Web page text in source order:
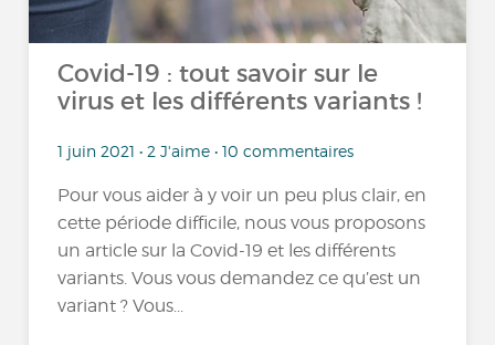
Covid-19 : tout savoir sur le
virus et les différents variants !
1 juin 2021 • 2 J'aime • 10 commentaires
Pour vous aider à y voir un peu plus clair, en
cette période difficile, nous vous proposons
un article sur la Covid-19 et les différents
variants. Vous vous demandez ce qu’est un
variant ? Vous...